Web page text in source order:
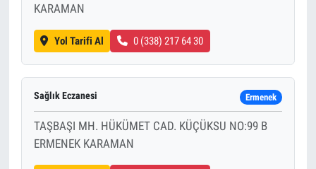
KARAMAN
Yol Tarifi Al 0 (338) 217 64 30
Sağlık Eczanesi Ermenek
TAŞBAŞI MH. HÜKÜMET CAD. KÜÇÜKSU NO:99 B
ERMENEK KARAMAN